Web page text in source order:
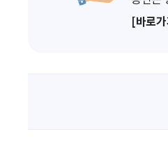
[바로